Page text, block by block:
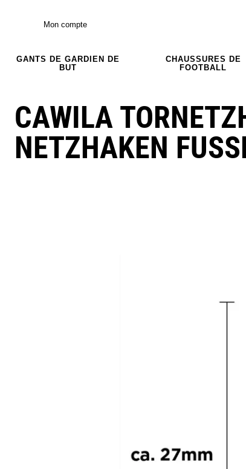
Mon compte
GANTS DE GARDIEN DE
BUT
CHAUSSURES DE
FOOTBALL
CAWILA
NETZHAKEN